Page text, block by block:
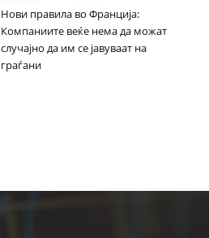
Нови правила во Франција:
Компаниите веќе нема да можат
случајно да им се јавуваат на
граѓани